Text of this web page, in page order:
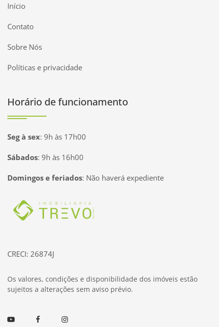
Início
Contato
Sobre Nós
Políticas e privacidade
Horário de funcionamento
Seg à sex: 9h às 17h00
Sábados: 9h às 16h00
Domingos e feriados: Não haverá expediente
Página inicial
CRECI: 26874J
Os valores, condições e disponibilidade dos imóveis estão
sujeitos a alterações sem aviso prévio.
Youtube FacebookInstagram